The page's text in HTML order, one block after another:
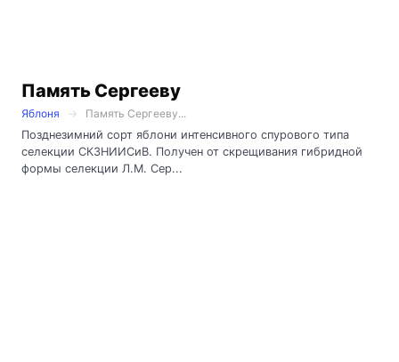
Память Сергееву
Яблоня
Память Сергееву...
Позднезимний сорт яблони интенсивного спурового типа
селекции СКЗНИИСиВ. Получен от скрещивания гибридной
формы селекции Л.М. Сер...